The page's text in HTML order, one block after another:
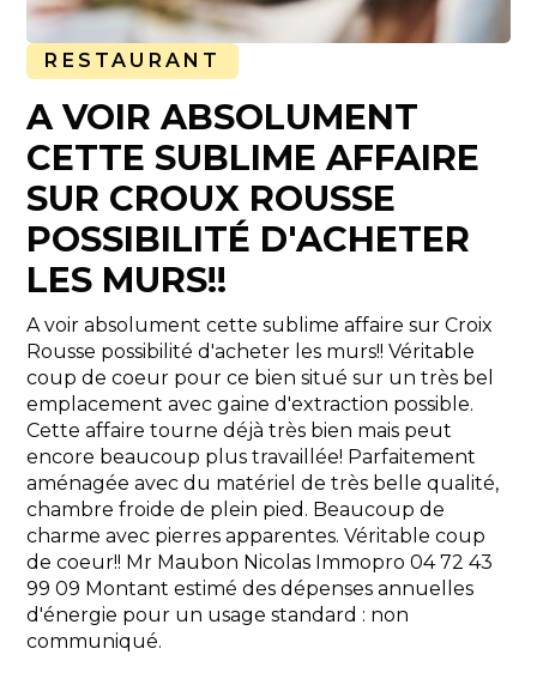
RESTAURANT
A VOIR ABSOLUMENT
CETTE SUBLIME AFFAIRE
SUR CROUX ROUSSE
POSSIBILITÉ D'ACHETER
LES MURS!!
A voir absolument cette sublime affaire sur Croix
Rousse possibilité d'acheter les murs!! Véritable
coup de coeur pour ce bien situé sur un très bel
emplacement avec gaine d'extraction possible.
Cette affaire tourne déjà très bien mais peut
encore beaucoup plus travaillée! Parfaitement
aménagée avec du matériel de très belle qualité,
chambre froide de plein pied. Beaucoup de
charme avec pierres apparentes. Véritable coup
de coeur!! Mr Maubon Nicolas Immopro 04 72 43
99 09 Montant estimé des dépenses annuelles
d'énergie pour un usage standard : non
communiqué.